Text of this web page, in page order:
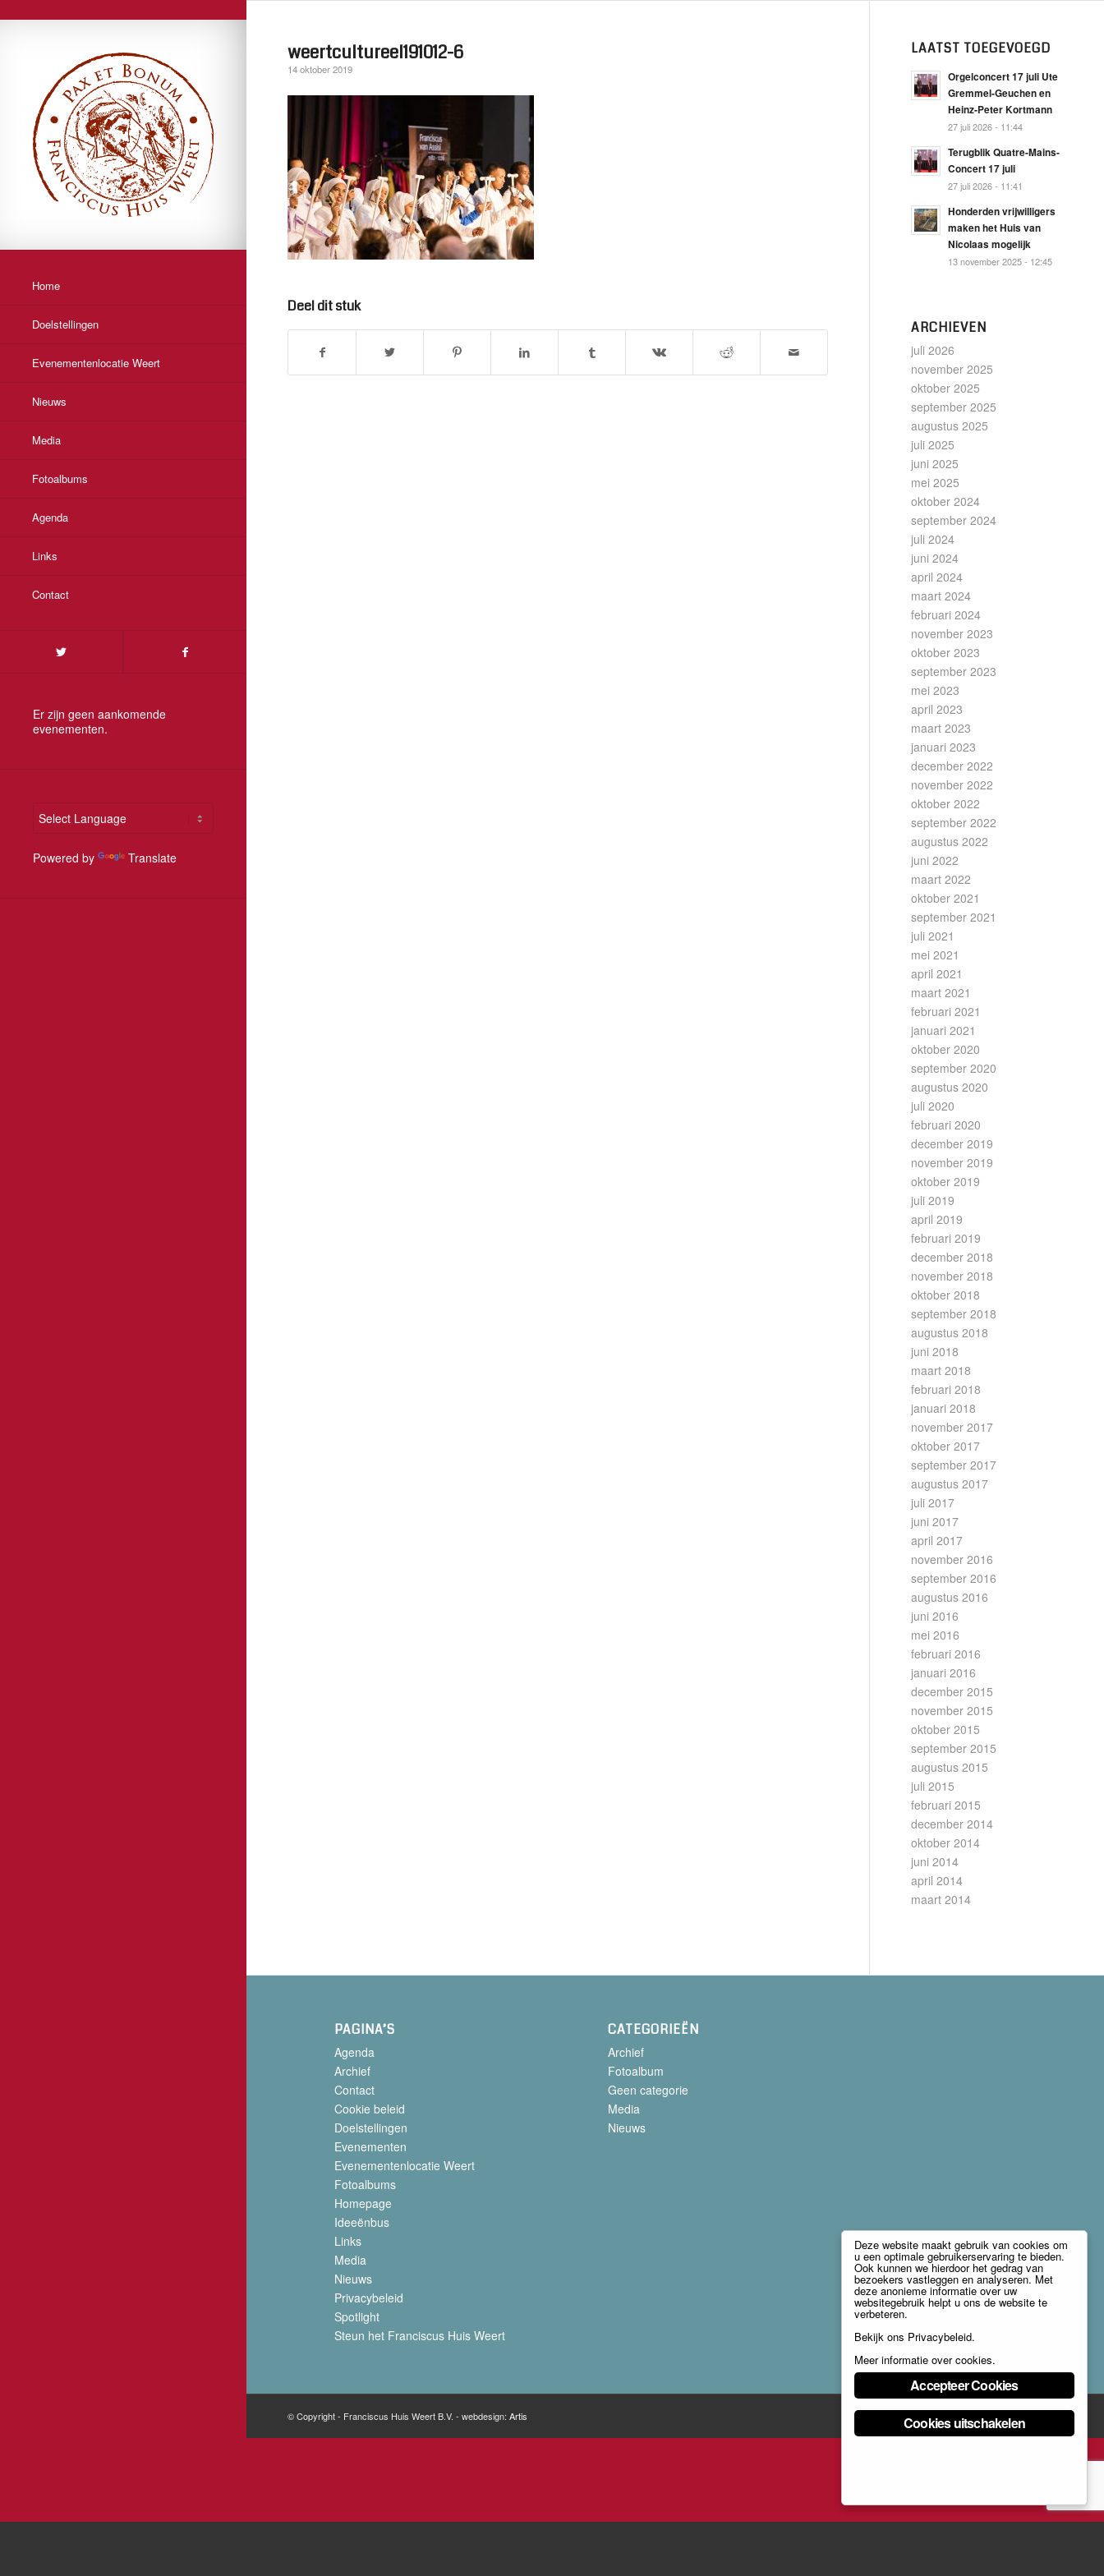
Home
Doelstellingen
Evenementenlocatie Weert
Nieuws
Media
Fotoalbums
Agenda
Links
Contact
Er zijn geen aankomende
evenementen.
Powered by Translate
weertcultureel191012-6
14 oktober 2019
Deel dit stuk
LAATST TOEGEVOEGD
Orgelconcert 17 juli Ute
Gremmel-Geuchen en
Heinz-Peter Kortmann
27 juli 2026 - 11:44
Terugblik Quatre-Mains-
Concert 17 juli
27 juli 2026 - 11:41
Honderden vrijwilligers
maken het Huis van
Nicolaas mogelijk
13 november 2025 - 12:45
ARCHIEVEN
juli 2026
november 2025
oktober 2025
september 2025
augustus 2025
juli 2025
juni 2025
mei 2025
oktober 2024
september 2024
juli 2024
juni 2024
april 2024
maart 2024
februari 2024
november 2023
oktober 2023
september 2023
mei 2023
april 2023
maart 2023
januari 2023
december 2022
november 2022
oktober 2022
september 2022
augustus 2022
juni 2022
maart 2022
oktober 2021
september 2021
juli 2021
mei 2021
april 2021
maart 2021
februari 2021
januari 2021
oktober 2020
september 2020
augustus 2020
juli 2020
februari 2020
december 2019
november 2019
oktober 2019
juli 2019
april 2019
februari 2019
december 2018
november 2018
oktober 2018
september 2018
augustus 2018
juni 2018
maart 2018
februari 2018
januari 2018
november 2017
oktober 2017
september 2017
augustus 2017
juli 2017
juni 2017
april 2017
november 2016
september 2016
augustus 2016
juni 2016
mei 2016
februari 2016
januari 2016
december 2015
november 2015
oktober 2015
september 2015
augustus 2015
juli 2015
februari 2015
december 2014
oktober 2014
juni 2014
april 2014
maart 2014
PAGINA’S
Agenda
Archief
Contact
Cookie beleid
Doelstellingen
Evenementen
Evenementenlocatie Weert
Fotoalbums
Homepage
Ideeënbus
Links
Media
Nieuws
Privacybeleid
Spotlight
Steun het Franciscus Huis Weert
CATEGORIEËN
Archief
Fotoalbum
Geen categorie
Media
Nieuws
© Copyright - Franciscus Huis Weert B.V. - webdesign: Artis
Deze website maakt gebruik van cookies om
u een optimale gebruikerservaring te bieden.
Ook kunnen we hierdoor het gedrag van
bezoekers vastleggen en analyseren. Met
deze anonieme informatie over uw
websitegebruik helpt u ons de website te
verbeteren.
Bekijk ons Privacybeleid.
Meer informatie over cookies.
Accepteer Cookies
Cookies uitschakelen